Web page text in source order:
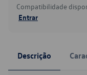
Compatibilidade
Entrar
Descrição